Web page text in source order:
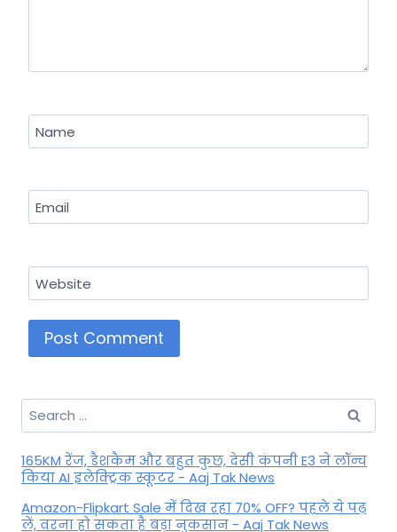
Name
Email
Website
Search
for:
165KM रेंज, डैशकैम और बहुत कुछ, देसी कंपनी E3 ने लॉन्च
किया AI इलेक्ट्रिक स्कूटर - Aaj Tak News
Amazon-Flipkart Sale में दिख रहा 70% OFF? पहले ये पढ़
लें, वरना हो सकता है बड़ा नुकसान - Aaj Tak News